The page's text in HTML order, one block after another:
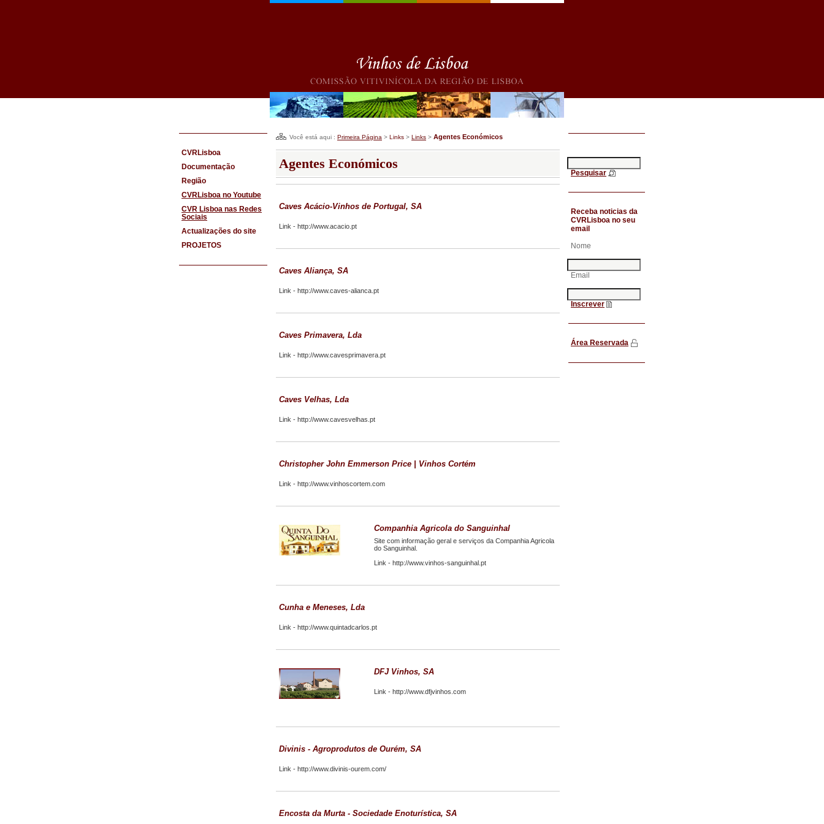
CVRLisboa
Documentação
Região
CVRLisboa no Youtube
CVR Lisboa nas Redes
Sociais
Actualizações do site
PROJETOS
Você está aqui : Primeira Página > Links > Links > Agentes Económicos
Agentes Económicos
Caves Acácio-Vinhos de Portugal, SA
Link - http://www.acacio.pt
Caves Aliança, SA
Link - http://www.caves-alianca.pt
Caves Primavera, Lda
Link - http://www.cavesprimavera.pt
Caves Velhas, Lda
Link - http://www.cavesvelhas.pt
Christopher John Emmerson Price | Vinhos Cortém
Link - http://www.vinhoscortem.com
Companhia Agricola do Sanguinhal
Site com informação geral e serviços da Companhia Agricola
do Sanguinhal.
Link - http://www.vinhos-sanguinhal.pt
Cunha e Meneses, Lda
Link - http://www.quintadcarlos.pt
DFJ Vinhos, SA
Link - http://www.dfjvinhos.com
Divinis - Agroprodutos de Ourém, SA
Link - http://www.divinis-ourem.com/
Encosta da Murta - Sociedade Enoturística, SA
Pesquisar
Receba noticias da
CVRLisboa no seu
email
Nome
Email
Inscrever
Área Reservada